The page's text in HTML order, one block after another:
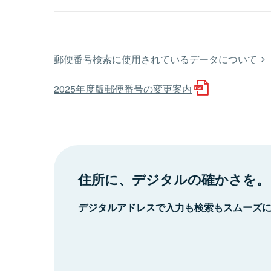
郵便番号検索に使用されているデータについて
2025年度版郵便番号の変更案内
住所に、デジタルの確かさを。
デジタルアドレスで入力も検索もスムーズ